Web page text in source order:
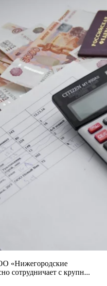
«Нижегородские
сотрудничает с крупн...